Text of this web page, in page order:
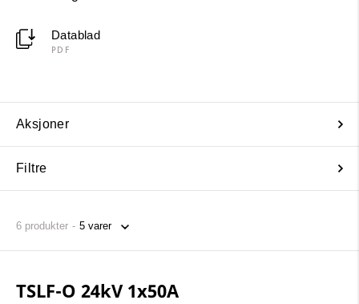
Datablad
PDF
Aksjoner
Filtre
6 produkter
TSLF-O 24kV 1x50A